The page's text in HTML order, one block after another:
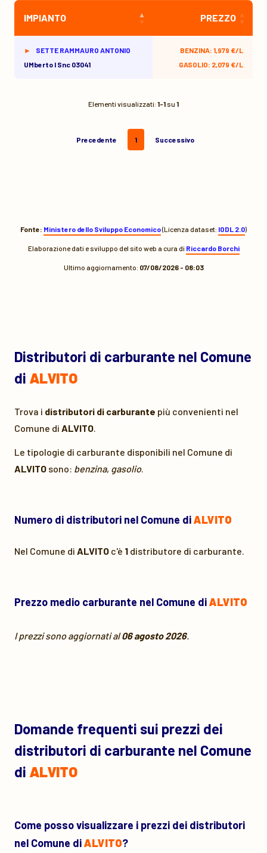
IMPIANTO PREZZO
SETTE RAMMAURO ANTONIO
UMberto I Snc 03041
BENZINA: 1,979 €/L
GASOLIO: 2,079 €/L
Elementi visualizzati: 1-1su 1
Precedente 1 Successivo
Fonte: Ministero dello Sviluppo Economico(Licenza dataset: IODL 2.0)
Elaborazione dati e sviluppo del sito web a cura di Riccardo Borchi
Ultimo aggiornamento: 07/08/2026 - 08:03
Distributori di carburante nel Comune
di ALVITO
Trova i distributori di carburante più convenienti nel
Comune di ALVITO.
Le tipologie di carburante disponibili nel Comune di
ALVITO sono: benzina, gasolio.
Numero di distributori nel Comune diALVITO
Nel Comune di ALVITO c'è 1 distributore di carburante.
Prezzo medio carburante nel Comune diALVITO
I prezzi sono aggiornati al06 agosto 2026.
Domande frequenti sui prezzi dei
distributori di carburante nel Comune
di ALVITO
Come posso visualizzare i prezzi dei distributori
nel Comune diALVITO?